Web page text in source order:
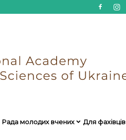
Рада молодих вчених Для фахівців